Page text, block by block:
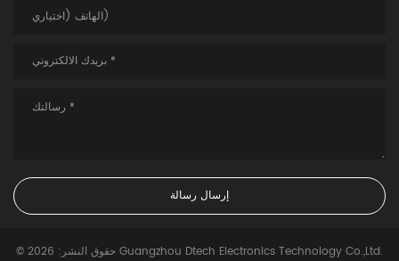
© حقوق النشر: 2026 Guangzhou Dtech Electronics Technology Co.,Ltd.